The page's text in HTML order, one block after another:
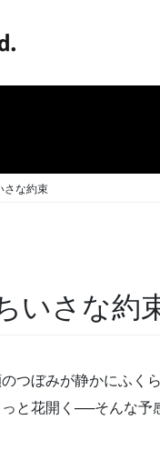
さな約束
いさな約
つぼみが静かにふくら
と花開く──そんな予